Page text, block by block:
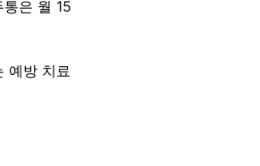
은 월 15
예방 치료